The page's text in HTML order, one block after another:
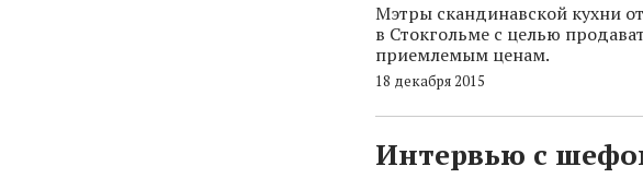
Мэтры скандинавской кухни
в Стокгольме с целью
приемлемым ценам.
18 декабря 2015
Интервью с